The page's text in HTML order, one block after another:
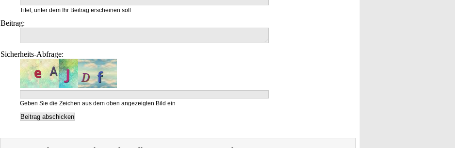
Titel, unter dem Ihr Beitrag erscheinen soll
Beitrag:
Sicherheits-Abfrage:
Geben Sie die Zeichen aus dem oben angezeigten Bild ein